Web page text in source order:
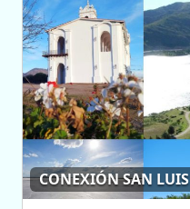
CONEXIÓN SAN LUIS